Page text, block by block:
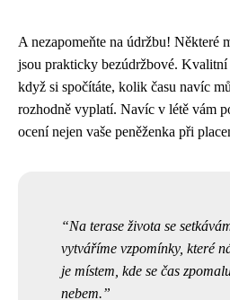
A nezapomeňte na údržbu! Některé
jsou prakticky bezúdržbové. Kvalitní
když si spočítáte, kolik času navíc
rozhodně vyplatí. Navíc v létě vám
ocení nejen vaše peněženka při
Na terase života se
vytváříme vzpomínky, které
je místem, kde se čas
nebem.